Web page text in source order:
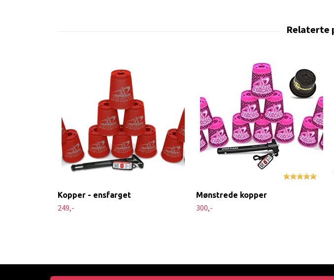
Kopper - ensfarget
249,-
Mønstrede kopper
300,-